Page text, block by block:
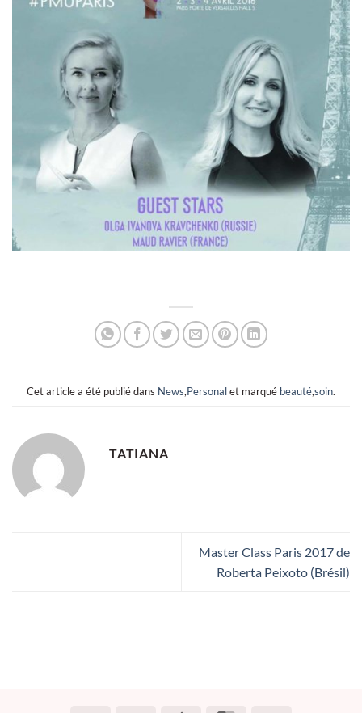
Cet article a été publié dans News,Personalet marqué beauté,soin.
TATIANA
Master Class Paris 2017 de
Roberta Peixoto (Brésil)